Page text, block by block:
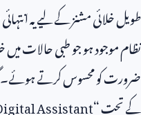
طویل خلائی مشنز کے لیے یہ
نظام موجود ہو جو طبی حالات
ضرورت کو محسوس کرتے ہوئے۔
کے تحت “Assistant